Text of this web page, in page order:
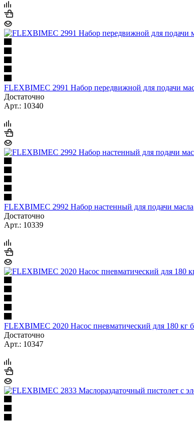
FLEXBIMEC 2991 Набор передвижной для подачи
Достаточно
Арт.: 10340
FLEXBIMEC 2992 Набор настенный для подачи масла
Достаточно
Арт.: 10339
FLEXBIMEC 2020 Насос пневматический для 180 кг
Достаточно
Арт.: 10347